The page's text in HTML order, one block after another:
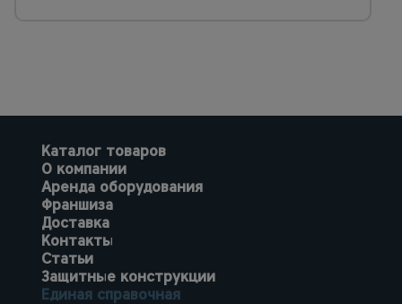
Каталог товаров
О компании
Аренда оборудования
Франшиза
Доставка
Контакты
Статьи
Защитные конструкции
Единая справочная